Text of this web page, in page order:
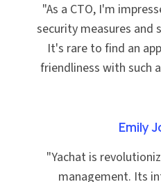
"As a CTO, I'm
security measures and
It's rare to find an
friendliness with such
Emily
"Yachat is
management. Its